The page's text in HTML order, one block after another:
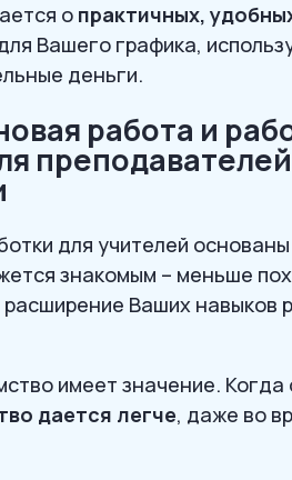
о практичных,
Вашего графика,
деньги.
работа и
для учителей
знакомым – меньше
Ваших навыков
имеет значение.
дается легче, даже во